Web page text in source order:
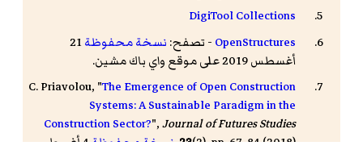
DigiTool Collections
OpenStructures - تصفح: نسخة محفوظة21
أغسطس 2019 على موقع واي باك مشين.
C. Priavolou, "The Emergence of Open Construction
Systems: A Sustainable Paradigm in the
Construction Sector?",Journal of Futures Studies
23(2), pp. 67-84 (2018). نسخة محفوظة 4 أغسطس